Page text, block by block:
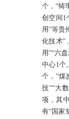
个，“铸
创空间1
用”等贵
化技术”
用”“六
中心1个
个，“煤
技”“大
项，其
有“国家